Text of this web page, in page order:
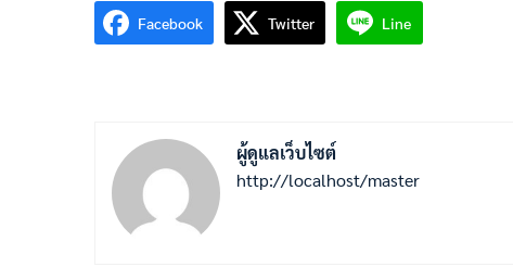
Facebook Twitter Line
ผู้ดูแลเว็บไซต์
http://localhost/master